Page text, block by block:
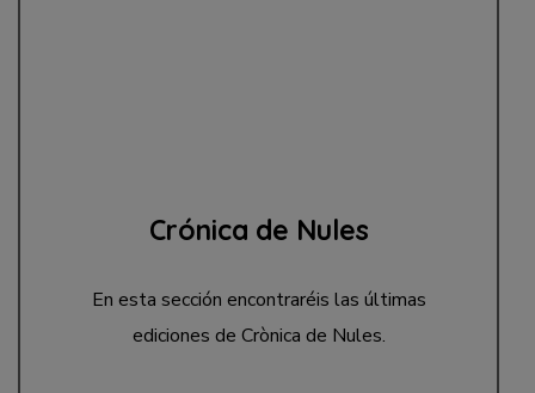
Crónica de Nules
En esta sección encontraréis las últimas
ediciones de Crònica de Nules.